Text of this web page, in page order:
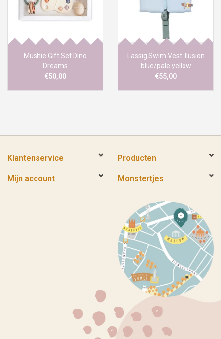
Mushie Gift Set Dino
Dreams
€50,00
Lassig Swim Vest illusion
blue/pale yellow
€55,00
Klantenservice Producten
Mijn account Monstertjes